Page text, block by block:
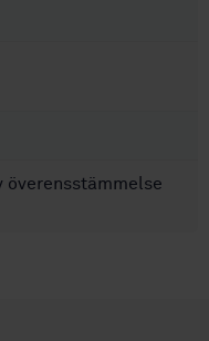
överensstämmelse